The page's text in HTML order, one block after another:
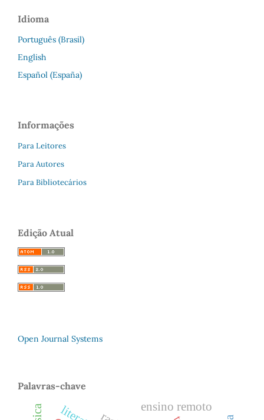
Idioma
Português (Brasil)
English
Español (España)
Informações
Para Leitores
Para Autores
Para Bibliotecários
Edição Atual
Open Journal Systems
Palavras-chave
ensino remoto